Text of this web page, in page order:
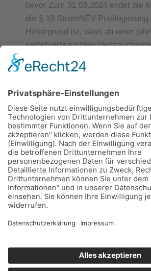
bevor Zum 31.03.2024 endet die
die § 19 StromNEV-Privilegierung.
Hintergrund ist, dass ab einer
selbstverbrauchten
Kategorie LV Gruppe B
einhergeht. Zwingend notwendig
jedoch eine aktive Meldung über
Stromnetz bezogene und
d.h. abzüglich gemessener
Dritter, Strommenge im
Kalenderjahr gegenüber dem
Im Falle der Verletzung dieser
Mitteilungspflicht muss der
§ 19 StromNEV-Umlage in voller
nachträgliche Mehrbelastung zur